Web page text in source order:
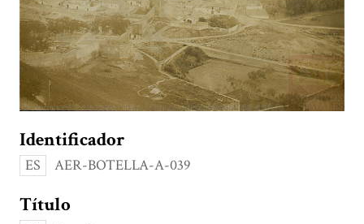
Identificador
ES AER-BOTELLA-A-039
Título